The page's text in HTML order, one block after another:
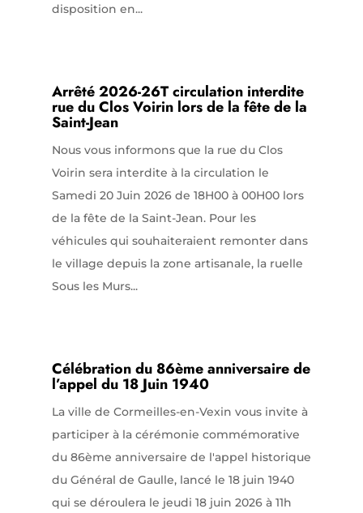
disposition en...
Arrêté 2026-26T circulation interdite
rue du Clos Voirin lors de la fête de la
Saint-Jean
Nous vous informons que la rue du Clos
Voirin sera interdite à la circulation le
Samedi 20 Juin 2026 de 18H00 à 00H00 lors
de la fête de la Saint-Jean. Pour les
véhicules qui souhaiteraient remonter dans
le village depuis la zone artisanale, la ruelle
Sous les Murs...
Célébration du 86ème anniversaire de
l’appel du 18 Juin 1940
La ville de Cormeilles-en-Vexin vous invite à
participer à la cérémonie commémorative
du 86ème anniversaire de l'appel historique
du Général de Gaulle, lancé le 18 juin 1940
qui se déroulera le jeudi 18 juin 2026 à 11h